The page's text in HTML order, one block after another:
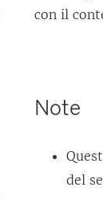
con il
Note
del